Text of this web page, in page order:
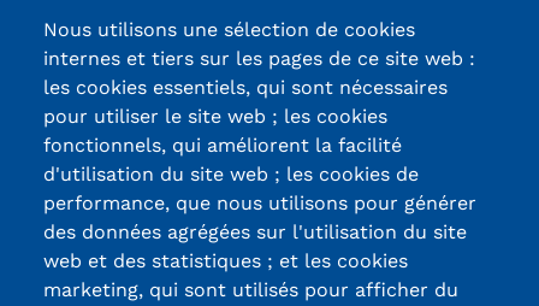
Certifications /
Labels qualité
Nous utilisons une sélection de cookies
internes et tiers sur les pages de ce site web :
les cookies essentiels, qui sont nécessaires
pour utiliser le site web ; les cookies
fonctionnels, qui améliorent la facilité
d'utilisation du site web ; les cookies de
performance, que nous utilisons pour générer
des données agrégées sur l'utilisation du site
web et des statistiques ; et les cookies
marketing, qui sont utilisés pour afficher du